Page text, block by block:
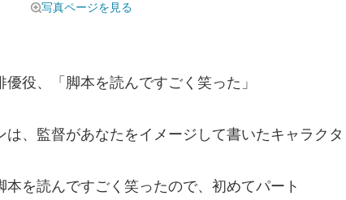
写真ページを見る
役、「脚本を読んですごく笑った」
、監督があなたをイメージして書いたキャラクタ
本を読んですごく笑ったので、初めてパート